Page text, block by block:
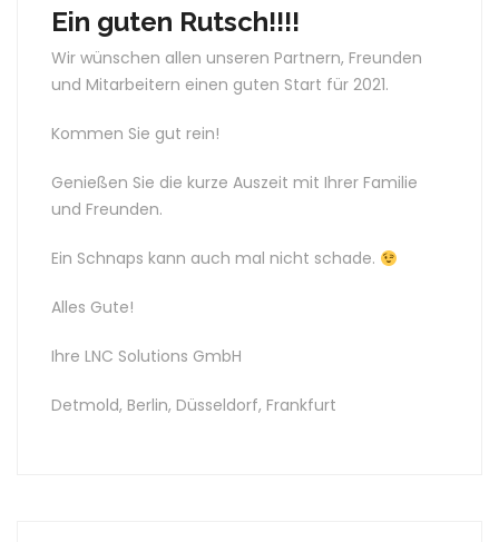
Ein guten Rutsch!!!!
Wir wünschen allen unseren Partnern, Freunden
und Mitarbeitern einen guten Start für 2021.
Kommen Sie gut rein!
Genießen Sie die kurze Auszeit mit Ihrer Familie
und Freunden.
Ein Schnaps kann auch mal nicht schade.
Alles Gute!
Ihre LNC Solutions GmbH
Detmold, Berlin, Düsseldorf, Frankfurt